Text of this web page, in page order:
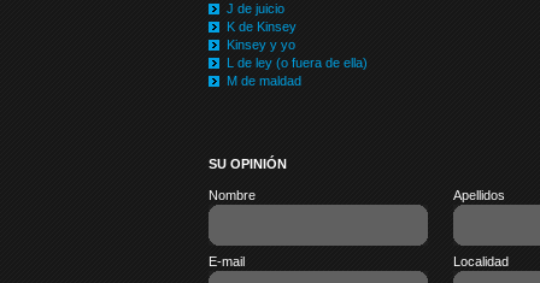
J de juicio
K de Kinsey
Kinsey y yo
L de ley (o fuera de ella)
M de maldad
SU OPINIÓN
Nombre Apellidos
E-mail Localidad